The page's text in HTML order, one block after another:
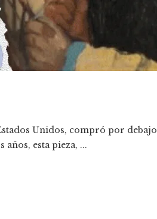
Unidos, compró por debajo
esta pieza, ...